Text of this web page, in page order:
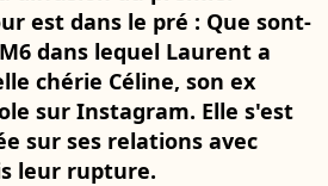
est dans le pré : Que sont-
dans lequel Laurent a
chérie Céline, son ex
sur Instagram. Elle s'est
sur ses relations avec
leur rupture.